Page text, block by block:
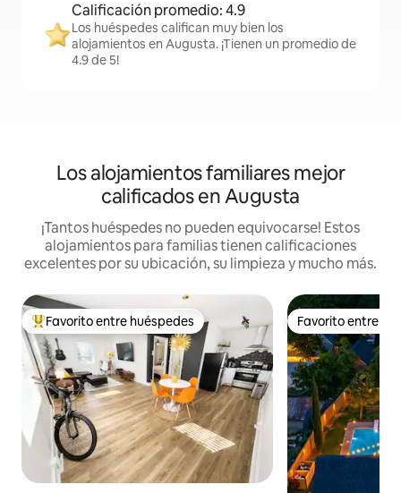
Calificación promedio: 4.9
Los huéspedes califican muy bien los
alojamientos en Augusta. ¡Tienen un promedio de
4.9 de 5!
Los alojamientos familiares mejor
calificados en Augusta
¡Tantos huéspedes no pueden equivocarse! Estos
alojamientos para familias tienen calificaciones
excelentes por su ubicación, su limpieza y mucho más.
De los mejores en Favorito entre huéspedes
Favorito entre huéspedes Favorito entre
Favorito entre